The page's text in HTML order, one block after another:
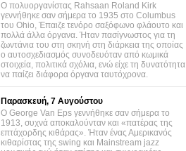
Ο πολυοργανίστας Rahsaan Roland Kirk
γεννήθηκε σαν σήμερα το 1935 στο Columbus
του Ohio, Έπαιζε τενόρο σαξόφωνο φλάουτο και
πολλά άλλα όργανα. Ήταν πασίγνωστος για τη
ζωντάνια του στη σκηνή στη διάρκεια της οποίας
ο αυτοσχεδιασμός συνοδευόταν από κωμικά
στοιχεία, πολιτικά σχόλια, ενώ είχε τη δυνατότητα
να παίζει διάφορα όργανα ταυτόχρονα.
Παρασκευή, 7 Αυγούστου
Ο George Van Eps γεννήθηκε σαν σήμερα το
1913, συχνά αποκαλούνταν και «πατέρας της
επτάχορδης κιθάρας». Ήταν ένας Αμερικανός
κιθαρίστας της swing και Mainstream jazz